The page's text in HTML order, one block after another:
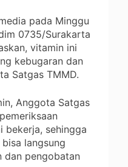
pada Minggu
0735/Surakarta
vitamin ini
kebugaran dan
Satgas TMMD.
Anggota Satgas
bekerja, sehingga
langsung
dan pengobatan